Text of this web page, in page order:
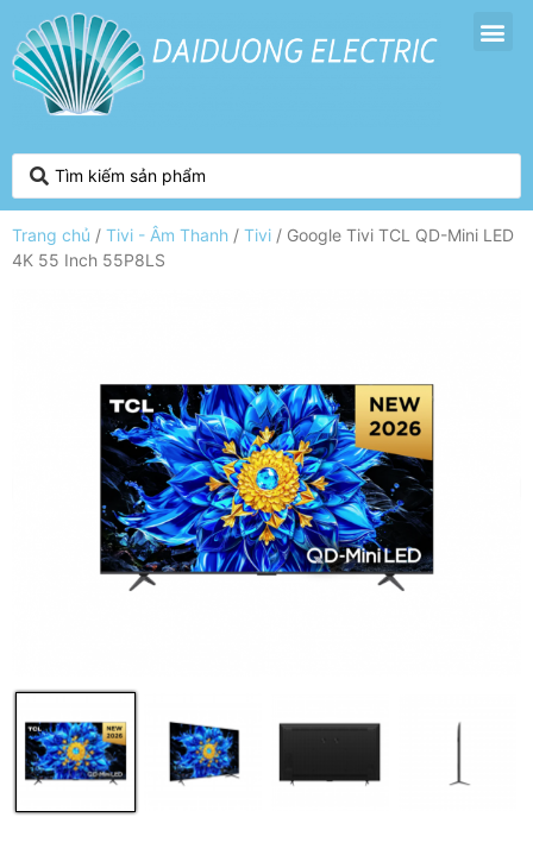
Trang chủ / Tivi - Âm Thanh / Tivi / Google Tivi TCL QD-Mini LED
4K 55 Inch 55P8LS